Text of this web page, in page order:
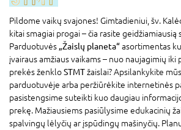
Pildome vaikų svajones! Gimtadieniui, šv.
kitai smagiai progai – čia rasite geidžiamiausią
Parduotuvės „Žaislų planeta“asortimentas
įvairaus amžiaus vaikams – nuo naujagimių iki
prekės ženkloSTMTžaislai? Apsilankykite
parduotuvėje arba peržiūrėkite internetinės
pasistengsime suteikti kuo daugiau
prekę. Mažiausiems pasiūlysime edukacinių
spalvingų lėlyčių ar įspūdingų mašinyčių.